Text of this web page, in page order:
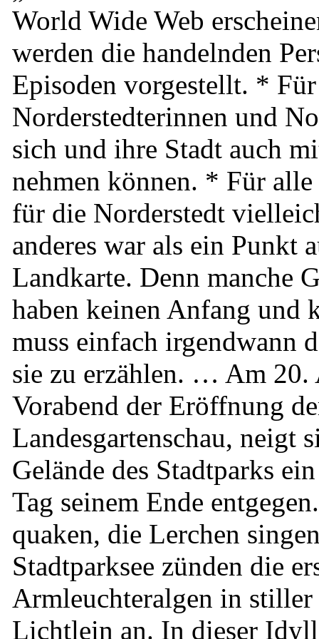
World Wide Web
werden die handelnden
Episoden vorgestellt. *
Norderstedterinnen und
sich und ihre Stadt auch
nehmen können. * Für
für die Norderstedt
anderes war als ein Punkt
Landkarte. Denn manche
haben keinen Anfang und
muss einfach irgendwann
sie zu erzählen. … Am 20.
Vorabend der Eröffnung
Landesgartenschau, neigt
Gelände des Stadtparks
Tag seinem Ende
quaken, die Lerchen
Stadtparksee zünden die
Armleuchteralgen in
Lichtlein an. In dieser